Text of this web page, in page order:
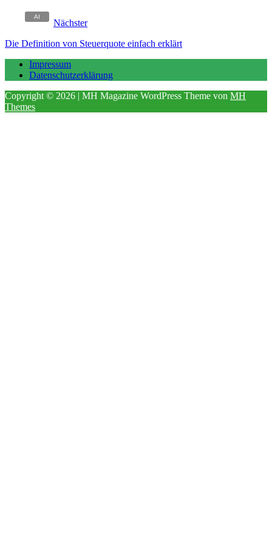
Nächster
Die Definition von Steuerquote einfach erklärt
Impressum
Datenschutzerklärung
Copyright © 2026 | MH Magazine WordPress Theme von MH
Themes